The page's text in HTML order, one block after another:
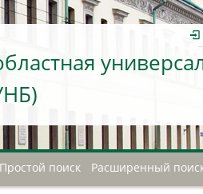
Простой поиск Расширенный